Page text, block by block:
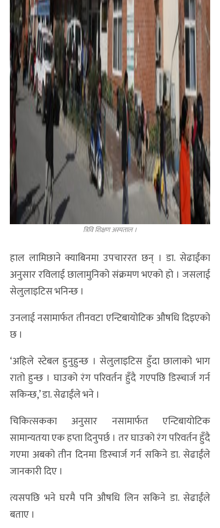
त्रिवि शिक्षण अस्पताल ।
हाल लामिछाने क्याबिनमा उपचाररत छन् । डा. सेढाईंका
अनुसार रविलाई छालामुनिको संक्रमण भएको हो । जसलाई
सेलुलाइटिस भनिन्छ ।
उनलाई नसामार्फत तीनवटा एन्टिबायोटिक औषधि दिइएको
छ ।
‘अहिले स्टेबल हुनुहुन्छ । सेलुलाइटिस हुँदा छालाको भाग
रातो हुन्छ । घाउको रंग परिवर्तन हुँदै गएपछि डिस्चार्ज गर्न
सकिन्छ,’ डा. सेढाईंले भने ।
चिकित्सकका अनुसार नसामार्फत एन्टिबायोटिक
सामान्यतया एक हप्ता दिनुपर्छ । तर घाउको रंग परिवर्तन हुँदै
गएमा अबको तीन दिनमा डिस्चार्ज गर्न सकिने डा. सेढाईंले
जानकारी दिए ।
त्यसपछि भने घरमै पनि औषधि लिन सकिने डा. सेढाईंले
बताए ।